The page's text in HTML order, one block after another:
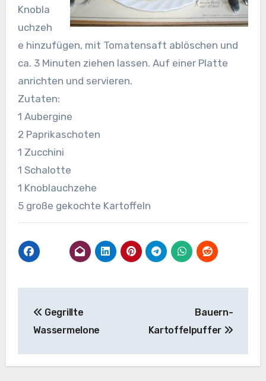
Knobla
uchzeh
e hinzufügen, mit Tomatensaft ablöschen und
ca. 3 Minuten ziehen lassen. Auf einer Platte
anrichten und servieren.
Zutaten:
1 Aubergine
2 Paprikaschoten
1 Zucchini
1 Schalotte
1 Knoblauchzehe
5 große gekochte Kartoffeln
Gegrillte
Wassermelone
Bauern-
Kartoffelpuffer